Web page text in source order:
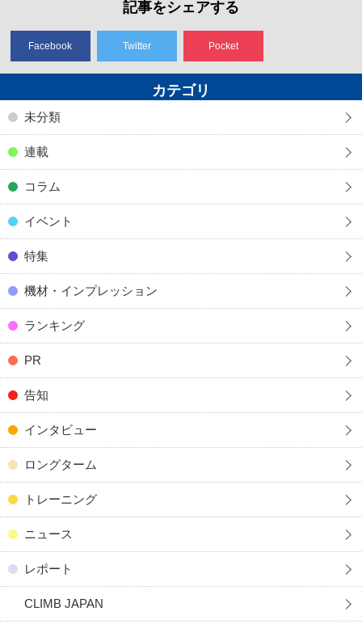
記事をシェアする
Facebook Twitter Pocket
カテゴリ
未分類
連載
コラム
イベント
特集
機材・インプレッション
ランキング
PR
告知
インタビュー
ロングターム
トレーニング
ニュース
レポート
CLIMB JAPAN